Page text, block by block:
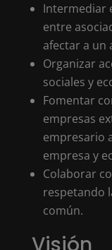
Intermediar
entre
afectar a un
Organizar
sociales y
Fomentar
empresas
empresario
empresa y
Colaborar
respetando
común.